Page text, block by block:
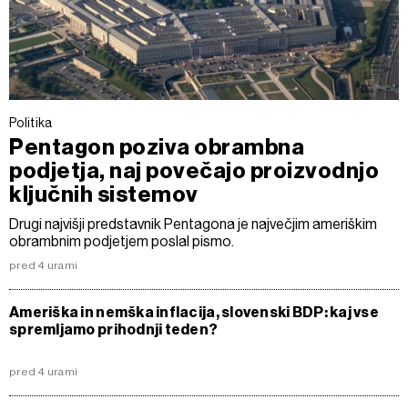
Politika
Pentagon poziva obrambna
podjetja, naj povečajo proizvodnjo
ključnih sistemov
Drugi najvišji predstavnik Pentagona je največjim ameriškim
obrambnim podjetjem poslal pismo.
pred 4 urami
Ameriška in nemška inflacija, slovenski BDP: kaj vse
spremljamo prihodnji teden?
pred 4 urami